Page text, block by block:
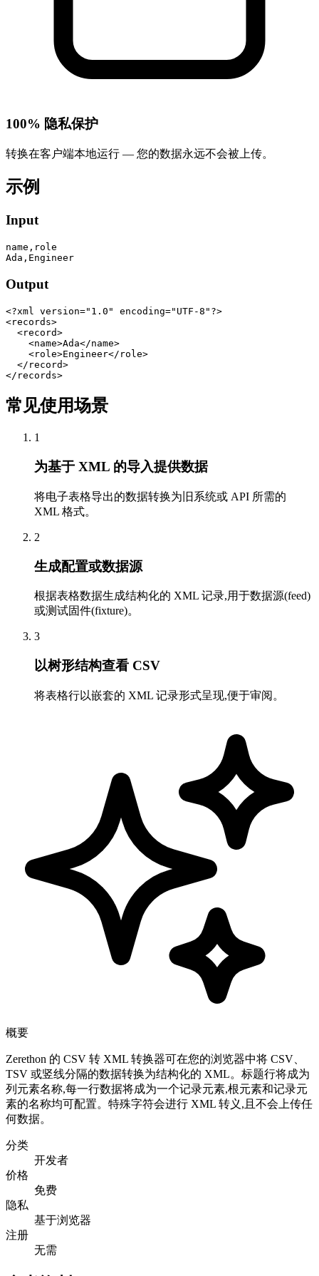
100% 隐私保护
转换在客户端本地运行 — 您的数据永远不会被上传。
示例
Input
name,role
Ada,Engineer
Output
<?xml version="1.0" encoding="UTF-8"?>
<records>
  <record>
    <name>Ada</name>
    <role>Engineer</role>
  </record>
</records>
常见使用场景
1
为基于 XML 的导入提供数据
将电子表格导出的数据转换为旧系统或 API 所需的
XML 格式。
2
生成配置或数据源
根据表格数据生成结构化的 XML 记录,用于数据源(feed)
或测试固件(fixture)。
3
以树形结构查看 CSV
将表格行以嵌套的 XML 记录形式呈现,便于审阅。
概要
Zerethon 的 CSV 转 XML 转换器可在您的浏览器中将 CSV、
TSV 或竖线分隔的数据转换为结构化的 XML。标题行将成为
列元素名称,每一行数据将成为一个记录元素,根元素和记录元
素的名称均可配置。特殊字符会进行 XML 转义,且不会上传任
何数据。
分类
开发者
价格
免费
隐私
基于浏览器
注册
无需